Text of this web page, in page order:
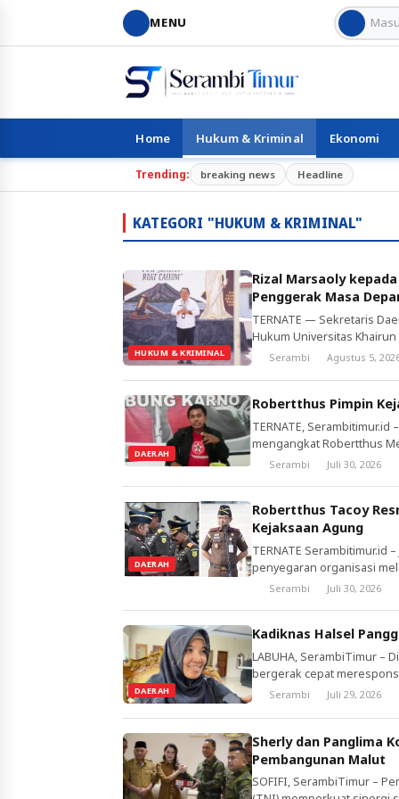
MENU
Home Hukum & Kriminal Ekonomi
Trending: breaking news Headline
KATEGORI "HUKUM & KRIMINAL"
HUKUM & KRIMINAL
Rizal Marsaoly
Penggerak Masa
TERNATE — Sekretaris
Hukum Universitas
pembangunan. Di tengah
Serambi Agustus 5,
DAERAH
Robertthus Pimpin
TERNATE,
mengangkat Robertthus
Keputusan ini tertuang
Serambi Juli 30, 2026
DAERAH
Robertthus Tacoy
Kejaksaan Agung
TERNATE Serambitimur.id
penyegaran organisasi
Indonesia. Salah satu
Serambi Juli 30, 2026
DAERAH
Kadiknas Halsel
LABUHA, SerambiTimur –
bergerak cepat
SDN 84 Halmahera
kepada Rahma […]
Serambi Juli 29, 2026
Sherly dan Panglima
Pembangunan Malut
SOFIFI, SerambiTimur –